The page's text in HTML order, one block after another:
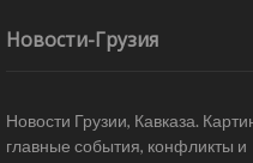
Новости-Грузия
Новости Грузии, Кавказа.
главные события, конфликты и